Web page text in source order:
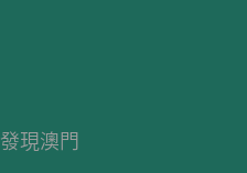
發現澳門